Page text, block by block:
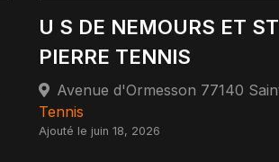
U S DE NEMOURS ET ST
PIERRE TENNIS
Tennis
Ajouté le juin 18, 2026